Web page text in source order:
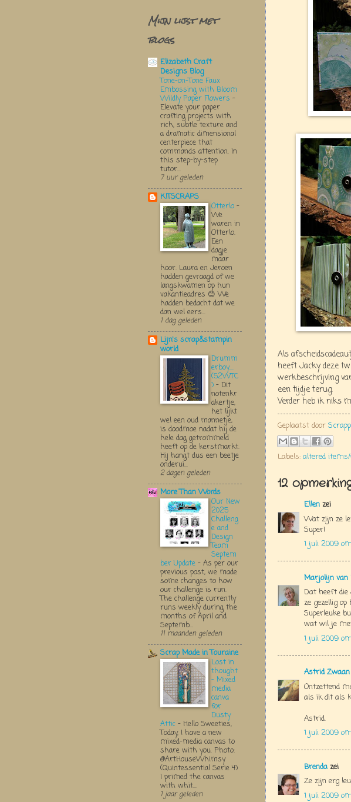
Als
heeft Jacky deze
werkbeschrijving
een tijdje terug.
Verder heb ik niks
Geplaatst door
Labels: altered
12
Ellen zei
Wat zijn ze
Super!
1 juli 2009
Marjolijn van
Dat heeft die
ze gezellig
Superleuke
wat wil je
1 juli 2009
Astrid Zwaan
Ontzettend
als ik dit als
Astrid.
1 juli 2009
Brenda zei
Ze zijn erg
1 juli 2009
Mijn lijst met
blogs
Elizabeth Craft
Designs Blog
Tone-on-Tone Faux
Embossing with Bloom
Wildly Paper Flowers -
Elevate your paper
crafting projects with
rich, subtle texture and
a dramatic dimensional
centerpiece that
commands attention. In
this step-by-step
tutor...
7 uur geleden
KITSCRAPS
Otterlo -
We
waren in
Otterlo.
Een
dagje
maar
hoor. Laura en Jeroen
hadden gevraagd of we
langskwamen op hun
vakantieadres 😊 We
hadden bedacht dat we
dan wel eers...
1 dag geleden
Lijn's scrap&stampin
world
Drumm
erboy....
(52WTC
) - Dit
notenkr
akertje,
het lijkt
wel een oud mannetje,
is doodmoe nadat hij de
hele dag getrommeld
heeft op de kerstmarkt.
Hij hangt dus een beetje
onderui...
2 dagen geleden
More Than Words
Our New
2025
Challeng
e and
Design
Team
Septem
ber Update - As per our
previous post, we made
some changes to how
our challenge is run.
The challenge currently
runs weekly during the
months of April and
Septemb...
11 maanden geleden
Scrap Made in Touraine
Lost in
thought
- Mixed
media
canva
for
Dusty
Attic - Hello Sweeties,
Today, I have a new
mixed-media canvas to
share with you. Photo:
@ArtHouseWhimsy
(Quintessential Serie 4)
I primed the canvas
with whit...
1 jaar geleden